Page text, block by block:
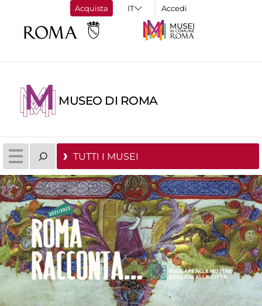
Acquista Accedi
MUSEO DI ROMA
TUTTI I MUSEI